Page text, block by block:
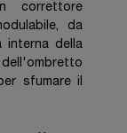
correttore
da
interna della
sfumare il